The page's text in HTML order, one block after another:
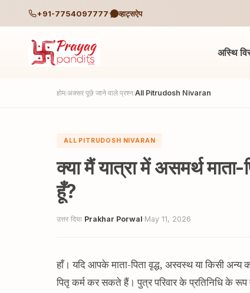
+91-7754097777 व्हाट्सऐप
अस्थि
होम/अक्सर पूछे जाने वाले प्रश्न/All Pitrudosh Nivaran
ALL PITRUDOSH NIVARAN
क्या मैं यात्रा में असमर्थ
हूँ?
उत्तर दिया Prakhar Porwal·May 11, 2026
हाँ। यदि आपके माता-पिता वृद्ध, अस्वस्थ या किसी
पितृ कर्म कर सकते हैं। पुत्र परिवार के प्रतिनिधि के